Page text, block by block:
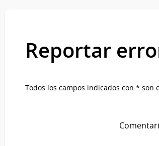
Reportar
Todos los campos indicados con * son